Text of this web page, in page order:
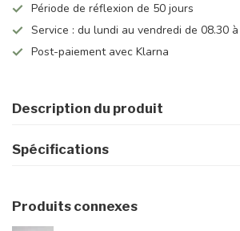
Période de réflexion de 50 jours
Service : du lundi au vendredi de 08.30
Post-paiement avec Klarna
Description du produit
Spécifications
Produits connexes